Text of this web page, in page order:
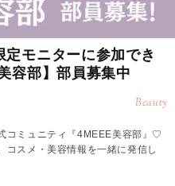
モニターに参加でき
容部】部員募集中
Beauty
コミュニティ『4MEEE美容部』♡
コスメ・美容情報を一緒に発信し